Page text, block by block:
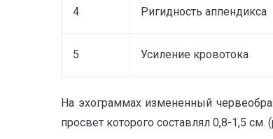
4 Ригидность аппендикса
5 Усиление кровотока
На эхограммах измененный
просвет которого составлял 0,8-1,5 см.